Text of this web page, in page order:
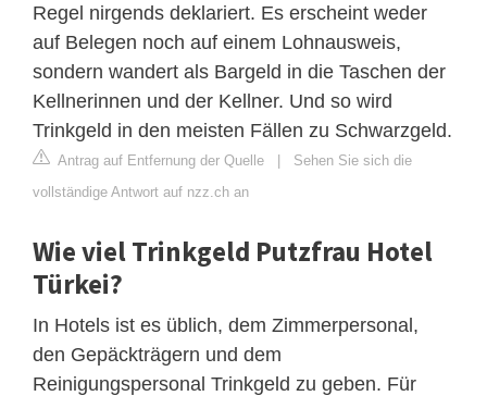
Regel nirgends deklariert. Es erscheint weder
auf Belegen noch auf einem Lohnausweis,
sondern wandert als Bargeld in die Taschen der
Kellnerinnen und der Kellner. Und so wird
Trinkgeld in den meisten Fällen zu Schwarzgeld.
Antrag auf Entfernung der Quelle | Sehen Sie sich die
vollständige Antwort auf nzz.ch an
Wie viel Trinkgeld Putzfrau Hotel
Türkei?
In Hotels ist es üblich, dem Zimmerpersonal,
den Gepäckträgern und dem
Reinigungspersonal Trinkgeld zu geben. Für